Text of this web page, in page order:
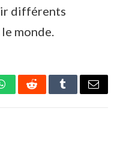
différents
monde.
WhatsAppRedditTumblrEmail